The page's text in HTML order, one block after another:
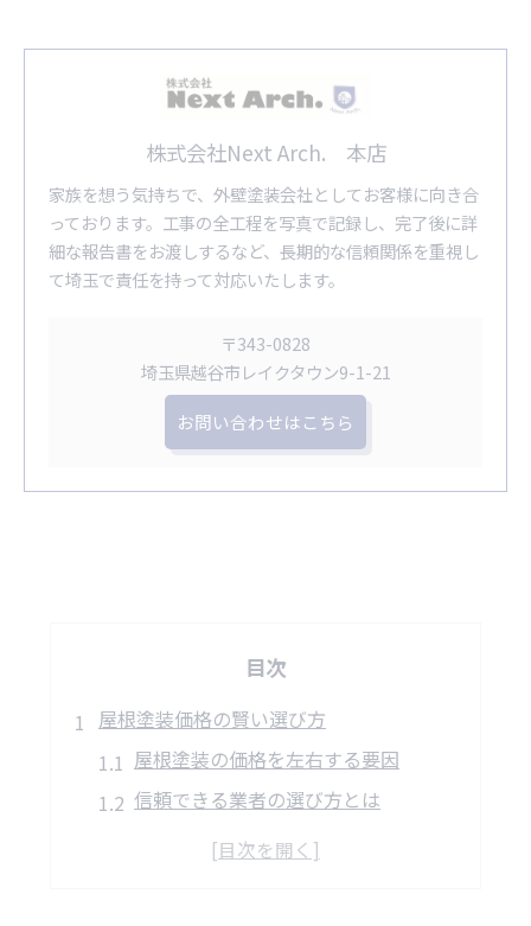
株式会社Next Arch. 本店
家族を想う気持ちで、外壁塗装会社としてお客様に向き合
っております。工事の全工程を写真で記録し、完了後に詳
細な報告書をお渡しするなど、長期的な信頼関係を重視し
て埼玉で責任を持って対応いたします。
〒343-0828
埼玉県越谷市レイクタウン9-1-21
お問い合わせはこちら
目次
屋根塗装価格の賢い選び方
屋根塗装の価格を左右する要因
信頼できる業者の選び方とは
塗料選びが価格に与える影響